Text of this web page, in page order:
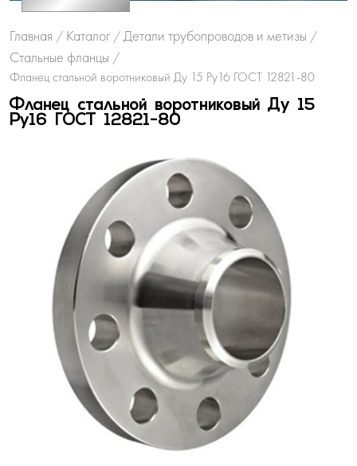
Главная / Каталог /Детали трубопроводов и метизы /
Стальные фланцы /
Фланец стальной воротниковый Ду 15 Ру16 ГОСТ 12821-80
Фланец стальной воротниковый Ду 15
Ру16 ГОСТ 12821-80